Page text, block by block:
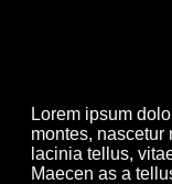
Lorem ipsum
montes,
lacinia tellus,
Maecen as a